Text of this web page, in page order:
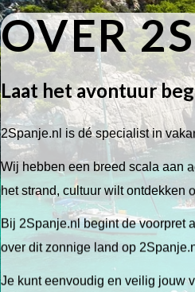
OVER
Laat het avontuur
2Spanje.nl is dé specialist in
Wij hebben een breed scala aan
het strand, cultuur wilt ontdekken
Bij 2Spanje.nl begint de voorpret
over dit zonnige land op
Je kunt eenvoudig en veilig jouw